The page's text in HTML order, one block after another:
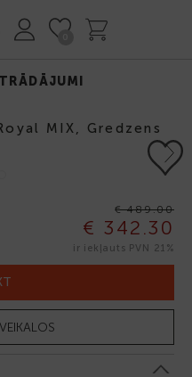
MIX, Gredzens
Next
€ 489.00
€ 342.30
ir iekļauts PVN 21%